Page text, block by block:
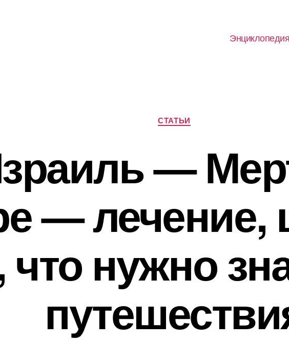
Энциклопедия
Рубрики
СТАТЬИ
—
— лечение,
что нужно